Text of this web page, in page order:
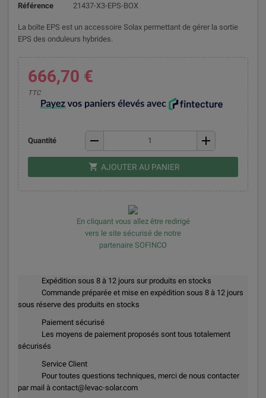
Référence 21437-X3-EPS-BOX
La boîte EPS est un accessoire Solax permettant de gérer la sortie
EPS des onduleurs hybrides.
666,70 €
TTC
Quantité remove add
shopping_cart AJOUTER AU PANIER
En cliquant vous allez être redirigé
vers le site sécurisé de notre
partenaire SOFINCO
Expédition sous 8 à 12 jours sur produits en stocks
Commande préparée et mise en expédition sous 8 à 12 jours
sous réserve des produits en stocks
Paiement sécurisé
Les moyens de paiement proposés sont tous totalement
sécurisés
Service Client
Pour toutes questions techniques, merci de nous contacter
par mail à contact@levac-solar.com